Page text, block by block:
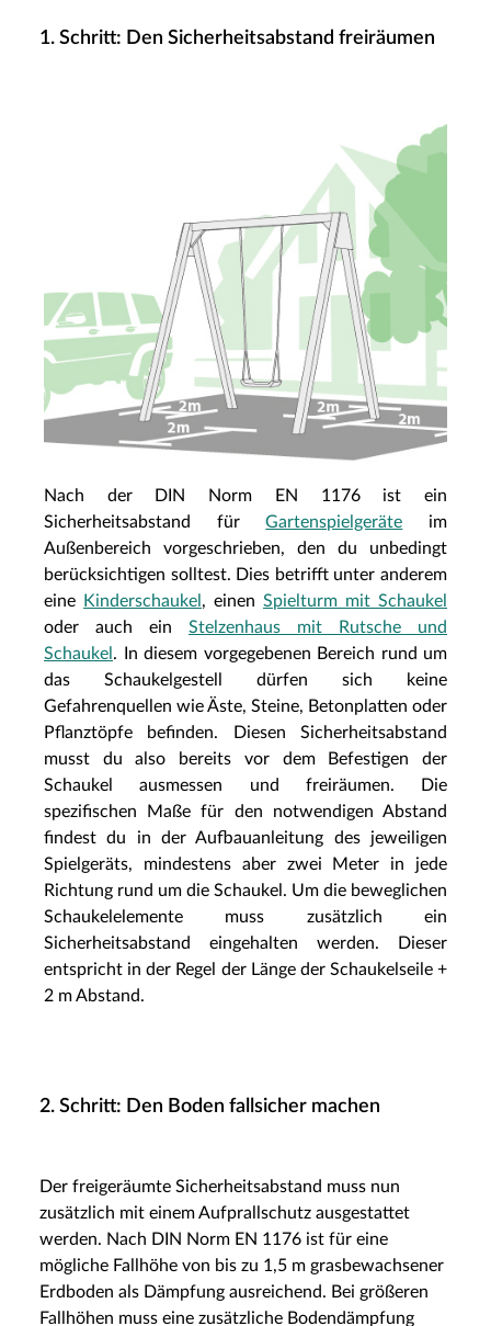
1. Schritt: Den Sicherheitsabstand freiräumen
Nach der DIN Norm EN 1176 ist ein
Sicherheitsabstand fürGartenspielgeräte im
Außenbereich vorgeschrieben, den du unbedingt
berücksichtigen solltest. Dies betrifft unter anderem
eine Kinderschaukel, einen Spielturm mit Schaukel
oder auch ein Stelzenhaus mit Rutsche und
Schaukel. In diesem vorgegebenen Bereich rund um
das Schaukelgestell dürfen sich keine
Gefahrenquellen wie Äste, Steine, Betonplatten oder
Pflanztöpfe befinden. Diesen Sicherheitsabstand
musst du also bereits vor dem Befestigen der
Schaukel ausmessen und freiräumen. Die
spezifischen Maße für den notwendigen Abstand
findest du in der Aufbauanleitung des jeweiligen
Spielgeräts, mindestens aber zwei Meter in jede
Richtung rund um die Schaukel. Um die beweglichen
Schaukelelemente muss zusätzlich ein
Sicherheitsabstand eingehalten werden. Dieser
entspricht in der Regel der Länge der Schaukelseile +
2 m Abstand.
2. Schritt: Den Boden fallsicher machen
Der freigeräumte Sicherheitsabstand muss nun
zusätzlich mit einem Aufprallschutz ausgestattet
werden. Nach DIN Norm EN 1176 ist für eine
mögliche Fallhöhe von bis zu 1,5 m grasbewachsener
Erdboden als Dämpfung ausreichend. Bei größeren
Fallhöhen muss eine zusätzliche Bodendämpfung